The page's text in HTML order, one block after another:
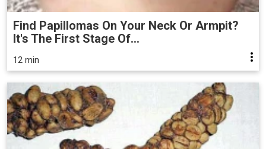
Find Papillomas On Your Neck Or Armpit?
It's The First Stage Of...
12 min